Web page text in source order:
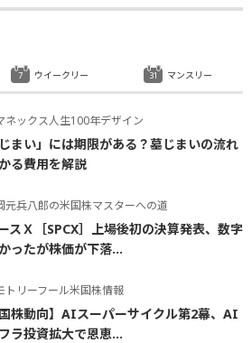
ネックス人生100年デザイン
じまい」には期限がある？墓じまいの流れ
る費用を解説
元兵八郎の米国株マスターへの道
スＸ［SPCX］上場後初の決算発表、数字
ったが株価が下落...
トリーフール米国株情報
国株動向】AIスーパーサイクル第2幕、AI
ラ投資拡大で恩恵...
ウイークリー マンスリー